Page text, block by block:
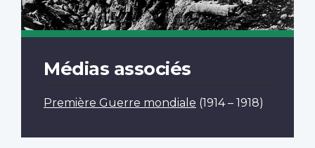
Médias associés
Première Guerre mondiale (1914 – 1918)